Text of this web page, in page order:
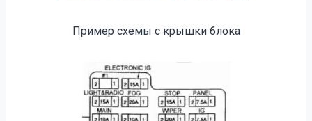
Пример схемы с крышки блока